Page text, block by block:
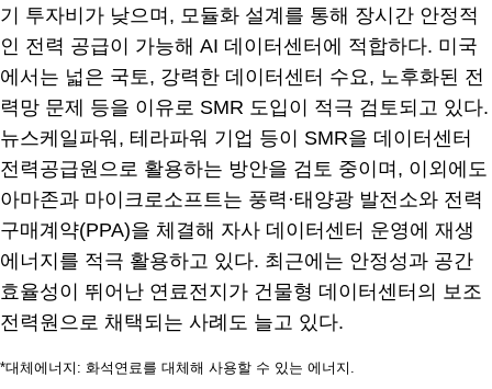
기 투자비가 낮으며, 모듈화 설계를 통해 장시간 안정적
인 전력 공급이 가능해 AI 데이터센터에 적합하다. 미국
에서는 넓은 국토, 강력한 데이터센터 수요, 노후화된 전
력망 문제 등을 이유로 SMR 도입이 적극 검토되고 있다.
뉴스케일파워, 테라파워 기업 등이 SMR을 데이터센터
전력공급원으로 활용하는 방안을 검토 중이며, 이외에도
아마존과 마이크로소프트는 풍력·태양광 발전소와 전력
구매계약(PPA)을 체결해 자사 데이터센터 운영에 재생
에너지를 적극 활용하고 있다. 최근에는 안정성과 공간
효율성이 뛰어난 연료전지가 건물형 데이터센터의 보조
전력원으로 채택되는 사례도 늘고 있다.
*대체에너지: 화석연료를 대체해 사용할 수 있는 에너지.